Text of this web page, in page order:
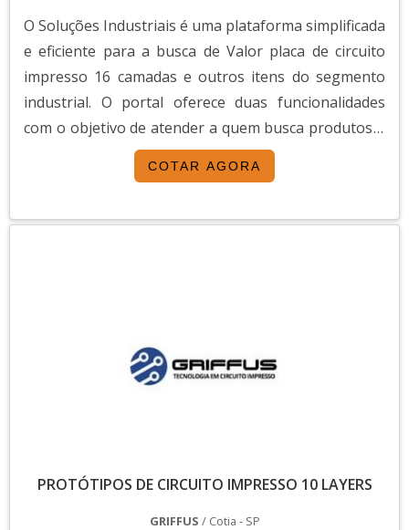
O Soluções Industriais é uma plataforma simplificada
e eficiente para a busca de Valor placa de circuito
impresso 16 camadas e outros itens do segmento
industrial. O portal oferece duas funcionalidades
com o objetivo de atender a quem busca produtos e
serviços dentro do segmento industrial ou empresas
com interesse na divulgação de seus produtos e
oferece uma vasta variedade de materiai...
COTAR AGORA
PROTÓTIPOS DE CIRCUITO IMPRESSO 10 LAYERS
GRIFFUS / Cotia - SP